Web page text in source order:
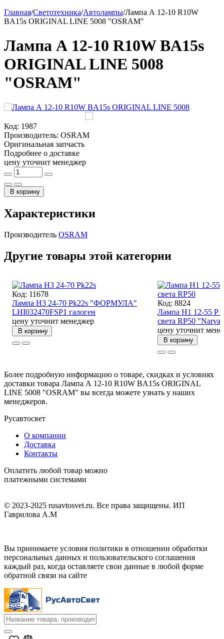
Главная/Светотехника/Автолампы/Лампа А 12-10 R10W
BA15s ORIGINAL LINE 5008 "OSRAM"
Лампа А 12-10 R10W BA15s
ORIGINAL LINE 5008
"OSRAM"
Код: 1987
Производитель: OSRAM
Оригинальная запчасть
Подробнее о доставке
цену уточнит менеджер
В корзину
Характеристики
Производитель OSRAM
Другие товары этой категории
Код: 11678
Лампа Н3 24-70 Pk22s "ФОРМУЛА"
LHI032470FSP1 галоген
цену уточнит менеджер
В корзину
Код: 8824
Лампа Н1 12-55
света RP50
цену уточнит
В корзину
Более подробную информацию о товаре, скидках и условиях
доставки товара Лампа А 12-10 R10W BA15s ORIGINAL
LINE 5008 "OSRAM" вы всегда можете узнать у наших
менеджеров.
Русавтосвет
О компании
Доставка
Контакты
Оплатить любой товар можно
платежными системами
© 2023-2025 rusavtosvet.ru. Все права защищены. ИП
Гаврилова А.М
Вы принимаете условия политики в отношении обработки
персональных данных и пользовательского соглашения
каждый раз, когда оставляете свои данные в любой форме
обратной связи на сайте